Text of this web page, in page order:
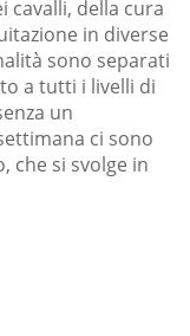
cavalli, della cura
in diverse
sono separati
a tutti i livelli di
un
ci sono
che si svolge in